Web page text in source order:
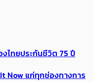
งไทยประกันชีวิต 75 ปี
Now แก่ทุกช่องทางการ